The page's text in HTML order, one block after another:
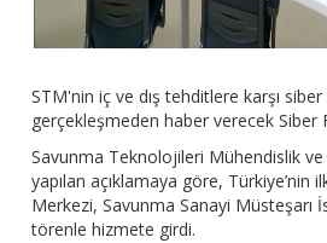
STM'nin iç ve dış tehditlere karşı siber
gerçekleşmeden haber verecek Siber
Savunma Teknolojileri Mühendislik
yapılan açıklamaya göre, Türkiye’nin
Merkezi, Savunma Sanayi Müsteşarı
törenle hizmete girdi.